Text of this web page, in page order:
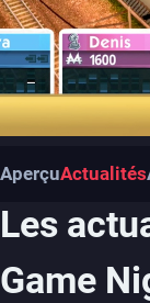
AperçuActualités
Les
Game